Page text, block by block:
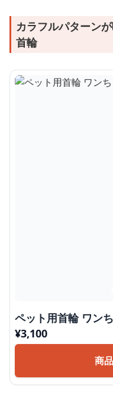
カラフルパターン
首輪
ペット
¥3,100
商